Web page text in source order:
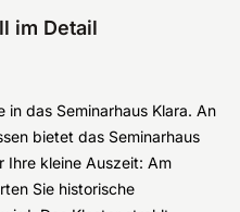
im Detail
in das Seminarhaus Klara. An
bietet das Seminarhaus
Ihre kleine Auszeit: Am
Sie historische